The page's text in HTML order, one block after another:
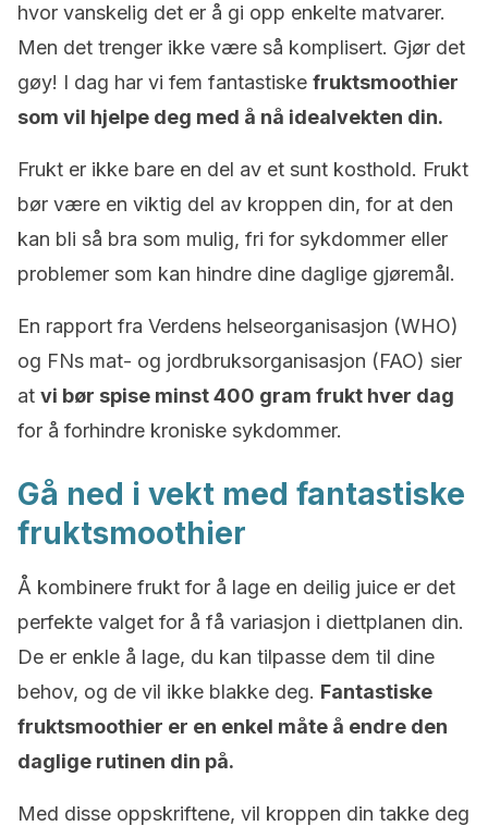
hvor vanskelig det er å gi opp enkelte matvarer.
Men det trenger ikke være så komplisert. Gjør det
gøy! I dag har vi fem fantastiske fruktsmoothier
som vil hjelpe deg med å nå idealvekten din.
Frukt er ikke bare en del av et sunt kosthold. Frukt
bør være en viktig del av kroppen din, for at den
kan bli så bra som mulig, fri for sykdommer eller
problemer som kan hindre dine daglige gjøremål.
En rapport fra Verdens helseorganisasjon (WHO)
og FNs mat- og jordbruksorganisasjon (FAO) sier
at vi bør spise minst 400 gram frukt hver dag
for å forhindre kroniske sykdommer.
Gå ned i vekt med fantastiske
fruktsmoothier
Å kombinere frukt for å lage en deilig juice er det
perfekte valget for å få variasjon i diettplanen din.
De er enkle å lage, du kan tilpasse dem til dine
behov, og de vil ikke blakke deg. Fantastiske
fruktsmoothier er en enkel måte å endre den
daglige rutinen din på.
Med disse oppskriftene, vil kroppen din takke deg